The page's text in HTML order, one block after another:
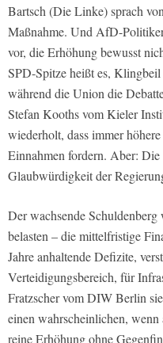
Bartsch (Die Linke) sprach
Maßnahme. Und AfD-
vor, die Erhöhung bewusst
SPD-Spitze heißt es, Klingbeil
während die Union die
Stefan Kooths vom Kieler
wiederholt, dass immer
Einnahmen fordern. Aber:
Glaubwürdigkeit der
Der wachsende
belasten – die mittelfristige
Jahre anhaltende Defizite,
Verteidigungsbereich, für
Fratzscher vom DIW Berlin
einen wahrscheinlichen,
reine Erhöhung ohne